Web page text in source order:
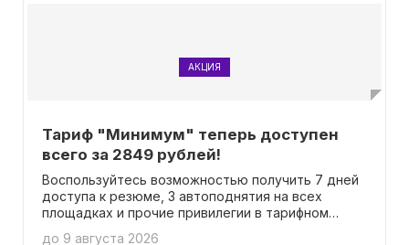
АКЦИЯ
Тариф "Минимум" теперь доступен
всего за 2849 рублей!
Воспользуйтесь возможностью получить 7 дней
доступа к резюме, 3 автоподнятия на всех
площадках и прочие привилегии в тарифном
до 9 августа 2026